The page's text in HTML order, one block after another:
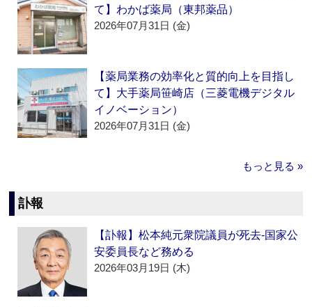
て】わかば薬局（東邦薬品）
2026年07月31日 (金)
【薬局業務の効率化と質的向上を目指し
て】大手薬局笹崎店（三菱電機デジタル
イノベーション）
2026年07月31日 (金)
もっと見る »
訃報
【訃報】松本純元衆院議員が死去‐国家公
安委員長など務める
2026年03月19日 (木)